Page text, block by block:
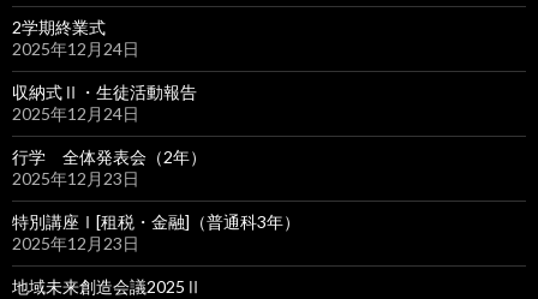
2学期終業式
2025年12月24日
収納式Ⅱ・生徒活動報告
2025年12月24日
行学 全体発表会（2年）
2025年12月23日
特別講座Ⅰ[租税・金融]（普通科3年）
2025年12月23日
地域未来創造会議2025Ⅱ